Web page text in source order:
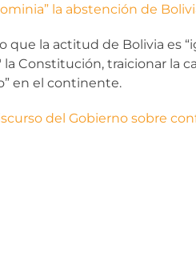
la abstención de
que la actitud de Bolivia es
la Constitución, traicionar la
en el continente.
del Gobierno sobre